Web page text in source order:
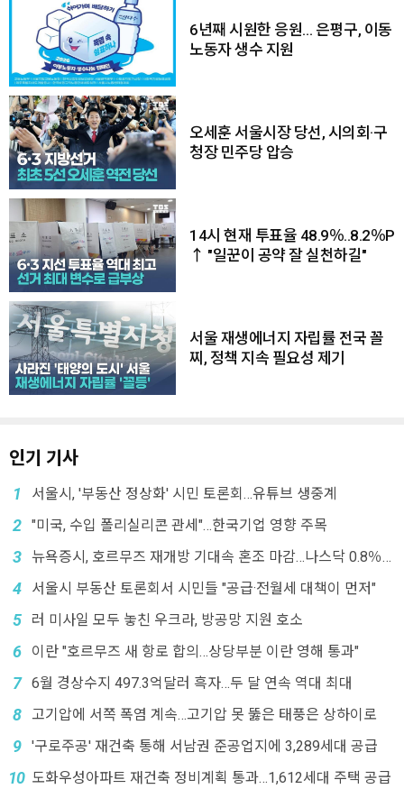
6년째 시원한 응원… 은평구, 이동
노동자 생수 지원
오세훈 서울시장 당선, 시의회·구
청장 민주당 압승
14시 현재 투표율 48.9％..8.2％P
↑ "일꾼이 공약 잘 실천하길"
서울 재생에너지 자립률 전국 꼴
찌, 정책 지속 필요성 제기
인기 기사
1 서울시, '부동산 정상화' 시민 토론회…유튜브 생중계
2 "미국, 수입 폴리실리콘 관세"…한국기업 영향 주목
3
뉴욕증시, 호르무즈 재개방 기대속 혼조 마감…나스닥 0.8％
4 서울시 부동산 토론회서 시민들 "공급·전월세 대책이 먼저"
5 러 미사일 모두 놓친 우크라, 방공망 지원 호소
6 이란 "호르무즈 새 항로 합의…상당부분 이란 영해 통과"
7 6월 경상수지 497.3억달러 흑자…두 달 연속 역대 최대
8 고기압에 서쪽 폭염 계속…고기압 못 뚫은 태풍은 상하이로
9 '구로주공' 재건축 통해 서남권 준공업지에 3,289세대 공급
10 도화우성아파트 재건축 정비계획 통과…1,612세대 주택 공급